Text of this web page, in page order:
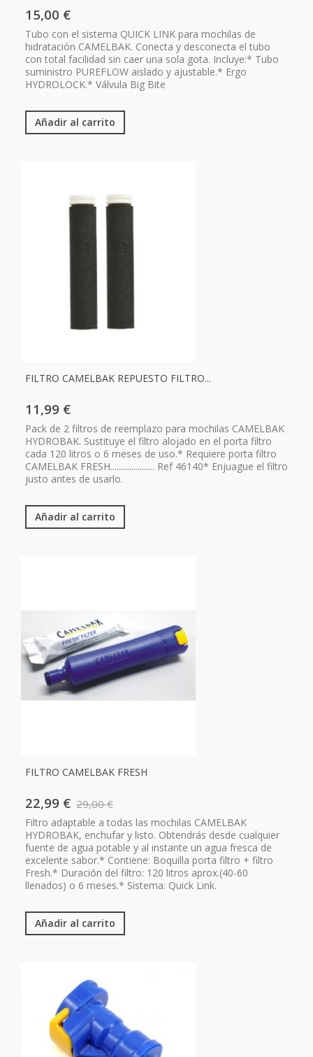
15,00 €
Tubo con el sistema QUICK LINK para mochilas de
hidratación CAMELBAK. Conecta y desconecta el tubo
con total facilidad sin caer una sola gota. Incluye:* Tubo
suministro PUREFLOW aislado y ajustable.* Ergo
HYDROLOCK.* Válvula Big Bite
Añadir al carrito
FILTRO CAMELBAK REPUESTO FILTRO...
11,99 €
Pack de 2 filtros de reemplazo para mochilas CAMELBAK
HYDROBAK. Sustituye el filtro alojado en el porta filtro
cada 120 litros o 6 meses de uso.* Requiere porta filtro
CAMELBAK FRESH..................... Ref 46140* Enjuague el filtro
justo antes de usarlo.
Añadir al carrito
FILTRO CAMELBAK FRESH
22,99 € 29,00 €
Filtro adaptable a todas las mochilas CAMELBAK
HYDROBAK, enchufar y listo. Obtendrás desde cualquier
fuente de agua potable y al instante un agua fresca de
excelente sabor.* Contiene: Boquilla porta filtro + filtro
Fresh.* Duración del filtro: 120 litros aprox.(40-60
llenados) o 6 meses.* Sistema: Quick Link.
Añadir al carrito